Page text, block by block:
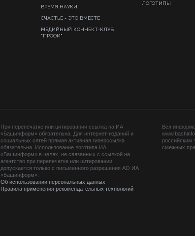
ВРЕМЯ НАУКИ
СЧАСТЬЕ - ЭТО ВМЕСТЕ
МЕДИЙНЫЙ КОННЕКТ-КЛУБ
"ПРОФИ"
ЛОГОТИПЫ
При перепечатке или цитировании ссылка на ИА
«Башинформ» обязательна. Для интернет-изданий и
социальных сетей прямая активная гиперссылка
обязательна. Использование логотипа ИА
«Башинформ» в целях, не связанных с ссылкой на
агентство при перепечатке или цитировании,
допускается только с письменного разрешения АО ИА
«Башинформ».
Об использовании персональных данных
Правила применения рекомендательных технологий
Вся
российским
смежных